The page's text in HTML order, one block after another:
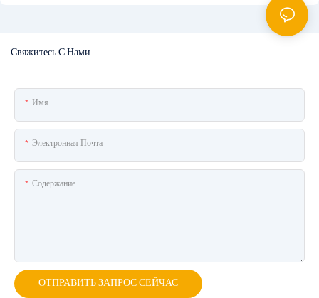
Свяжитесь С Нами
Имя
Электронная Почта
Содержание
ОТПРАВИТЬ ЗАПРОС СЕЙЧАС